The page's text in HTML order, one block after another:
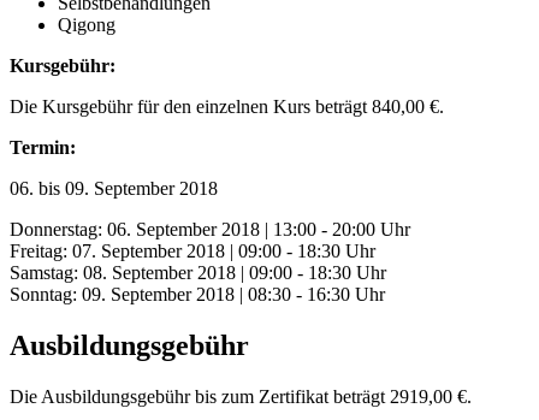
Qigong
Kursgebühr:
Die Kursgebühr für den einzelnen Kurs beträgt 840,00 €.
Termin:
06. bis 09. September 2018
Donnerstag: 06. September 2018 | 13:00 - 20:00 Uhr
Freitag: 07. September 2018 | 09:00 - 18:30 Uhr
Samstag: 08. September 2018 | 09:00 - 18:30 Uhr
Sonntag: 09. September 2018 | 08:30 - 16:30 Uhr
Ausbildungsgebühr
Die Ausbildungsgebühr bis zum Zertifikat beträgt 2919,00 €.